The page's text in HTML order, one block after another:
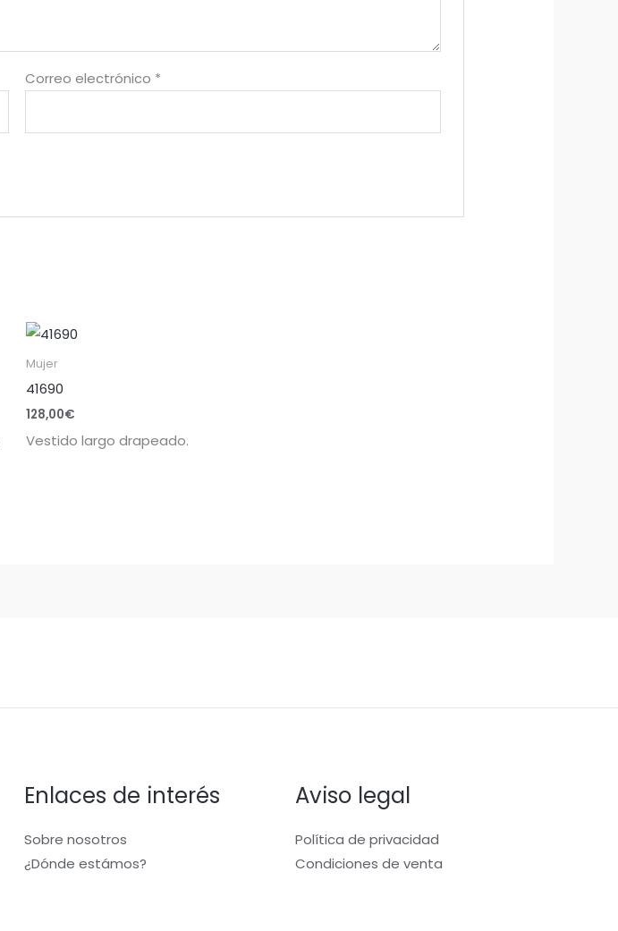
Correo electrónico *
Mujer
41690
128,00€
Vestido largo drapeado.
Enlaces de interés
Sobre nosotros
¿Dónde estámos?
Aviso legal
Política de privacidad
Condiciones de venta